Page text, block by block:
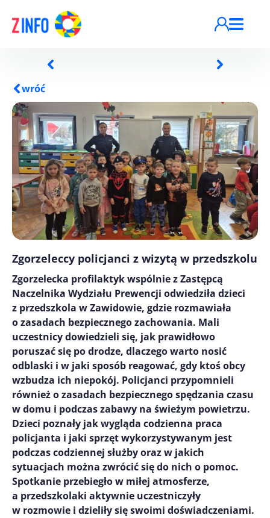
wróć
Zgorzeleccy policjanci z wizytą w przedszkolu
Zgorzelecka profilaktyk wspólnie z Zastępcą
Naczelnika Wydziału Prewencji odwiedziła dzieci
z przedszkola w Zawidowie, gdzie rozmawiała
o zasadach bezpiecznego zachowania. Mali
uczestnicy dowiedzieli się, jak prawidłowo
poruszać się po drodze, dlaczego warto nosić
odblaski i w jaki sposób reagować, gdy ktoś obcy
wzbudza ich niepokój. Policjanci przypomnieli
również o zasadach bezpiecznego spędzania czasu
w domu i podczas zabawy na świeżym powietrzu.
Dzieci poznały jak wygląda codzienna praca
policjanta i jaki sprzęt wykorzystywanym jest
podczas codziennej służby oraz w jakich
sytuacjach można zwrócić się do nich o pomoc.
Spotkanie przebiegło w miłej atmosferze,
a przedszkolaki aktywnie uczestniczyły
w rozmowie i dzieliły się swoimi doświadczeniami.